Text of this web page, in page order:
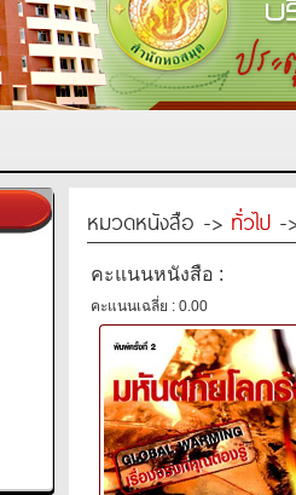
หมวดหนังสือ -> ทั่วไป -
คะแนนหนังสือ :
คะแนนเฉลี่ย : 0.00